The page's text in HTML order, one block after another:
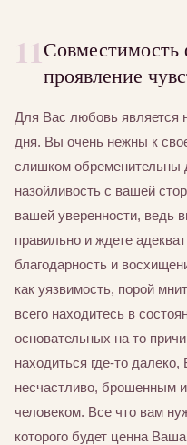
11
проявление
Для Вас любовь является
дня. Вы очень нежны к
слишком обременительны
назойливость с вашей
вашей уверенности, ведь
правильно и ждете
благодарность и
как уязвимость, порой
всего находитесь в
основательных на то
находиться где-то
несчастливо, брошенным
человеком. Все что вам
которого будет ценна